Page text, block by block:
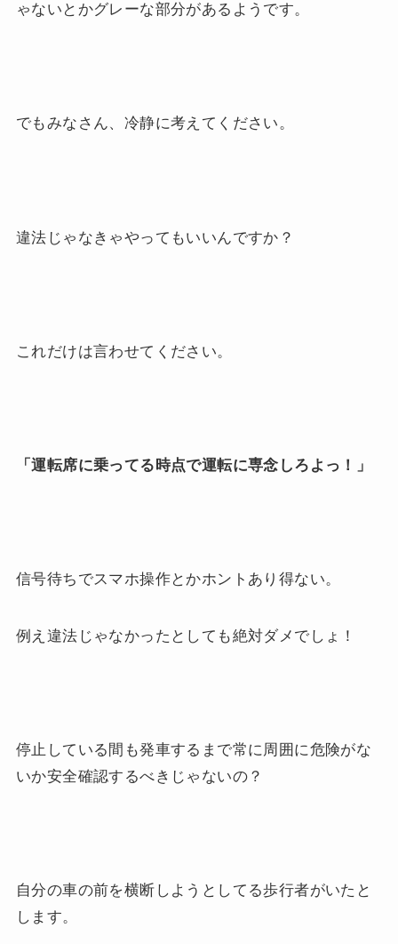
ゃないとかグレーな部分があるようです。
でもみなさん、冷静に考えてください。
違法じゃなきゃやってもいいんですか？
これだけは言わせてください。
「運転席に乗ってる時点で運転に専念しろよっ！」
信号待ちでスマホ操作とかホントあり得ない。
例え違法じゃなかったとしても絶対ダメでしょ！
停止している間も発車するまで常に周囲に危険がな
いか安全確認するべきじゃないの？
自分の車の前を横断しようとしてる歩行者がいたと
します。